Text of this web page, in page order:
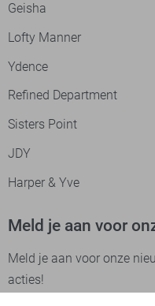
Geisha
Lofty Manner
Ydence
Refined Department
Sisters Point
JDY
Harper & Yve
Meld je aan voor
Meld je aan voor onze
acties!